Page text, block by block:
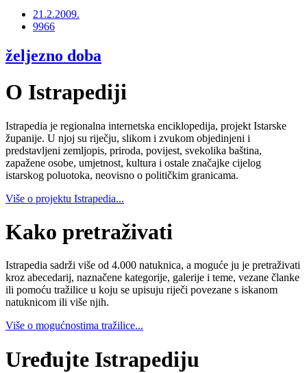
21.2.2009.
9966
željezno doba
O Istrapediji
Istrapedia je regionalna internetska enciklopedija, projekt Istarske
županije. U njoj su riječju, slikom i zvukom objedinjeni i
predstavljeni zemljopis, priroda, povijest, svekolika baština,
zapažene osobe, umjetnost, kultura i ostale značajke cijelog
istarskog poluotoka, neovisno o političkim granicama.
Više o projektu Istrapedia...
Kako pretraživati
Istrapedia sadrži više od 4.000 natuknica, a moguće ju je pretraživati
kroz abecedarij, naznačene kategorije, galerije i teme, vezane članke
ili pomoću tražilice u koju se upisuju riječi povezane s iskanom
natuknicom ili više njih.
Više o mogućnostima tražilice...
Uređujte Istrapediju